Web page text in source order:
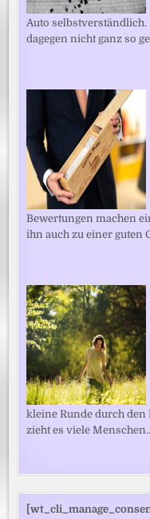
Auto selbstverständlich.
dagegen nicht ganz so
Bewertungen machen
ihn auch zu einer guten
kleine Runde durch den
zieht es viele